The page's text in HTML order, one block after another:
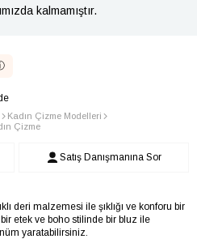
kalmamıştır.
Kadın Çizme Modelleri
Çizme
Satış Danışmanına Sor
deri malzemesi ile şıklığı ve konforu bir
etek ve boho stilinde bir bluz ile
yaratabilirsiniz.